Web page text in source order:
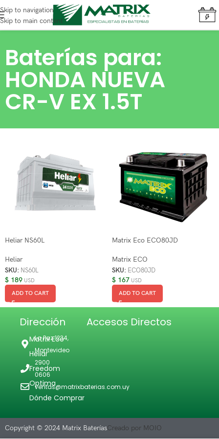
Skip to navigation
Skip to main content
Baterías para:
HONDA NUEVA
CR-V EX 1.5T
Heliar NS60L
Heliar
SKU: NS60L
$ 189 USD
ADD TO CART
Matrix Eco ECO80JD
Matrix ECO
SKU: ECO80JD
$ 167 USD
ADD TO CART
Dirección
La Paz 1234,
Montevideo
2900
0606
ventas@matrixbaterias.com.uy
Accesos Directos
Matrix Eco
Heliar
Freedom
Optima
Dónde Comprar
Copyright © 2024 Matrix BateríasCreado por MOIO